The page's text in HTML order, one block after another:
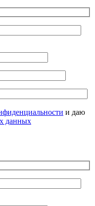
и даю
данных